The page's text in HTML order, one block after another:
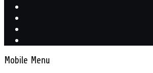
Mobile Menu